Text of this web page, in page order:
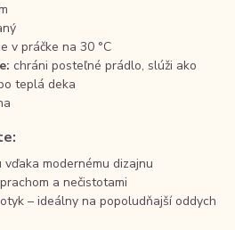
v práčke na 30 °C
chráni posteľné prádlo, slúži ako
teplá deka
modernému dizajnu
a nečistotami
– ideálny na popoludňajší oddych